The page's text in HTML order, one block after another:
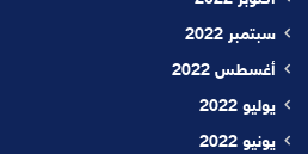
سبتمبر 2022
أغسطس 2022
يوليو 2022
يونيو 2022